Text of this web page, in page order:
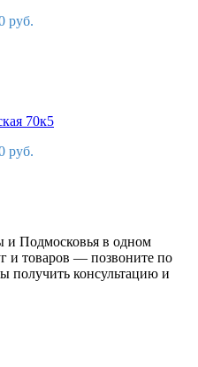
руб.
70к5
руб.
и Подмосковья в одном
и товаров — позвоните по
получить консультацию и